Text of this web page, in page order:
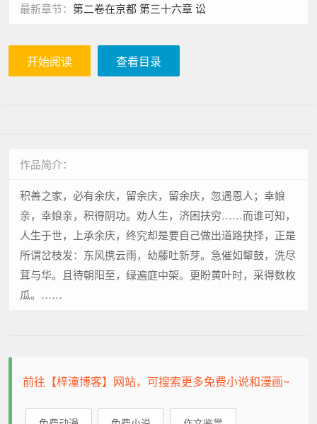
最新章节： 第二卷在京都 第三十六章 讼
开始阅读 查看目录
作品简介：
积善之家，必有余庆，留余庆，留余庆，忽遇恩人；幸娘
亲，幸娘亲，积得阴功。劝人生，济困扶穷……而谁可知，
人生于世，上承余庆，终究却是要自己做出道路抉择，正是
所谓岔枝发：东风携云雨，幼藤吐新芽。急催如颦鼓，洗尽
茸与华。且待朝阳至，绿遍庭中架。更盼黄叶时，采得数枚
瓜。……
前往【梓潼博客】网站，可搜索更多免费小说和漫画~